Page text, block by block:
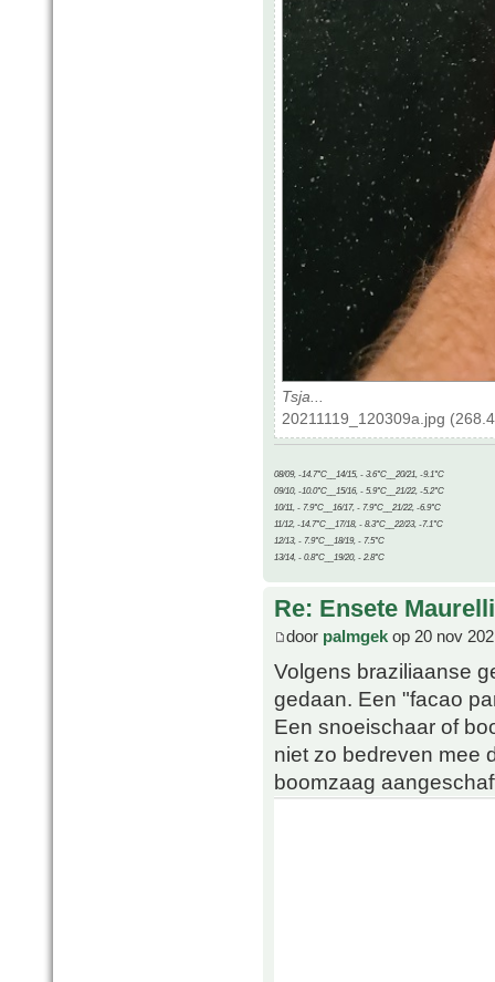
Tsja...
20211119_120309a.jpg
08/09, -14.7°C__14/15, - 3.6°C__20/21, -9.1°C
09/10, -10.0°C__15/16, - 5.9°C__21/22, -5.2°C
10/11, - 7.9°C__16/17, - 7.9°C__21/22, -6.9°C
11/12, -14.7°C__17/18, - 8.3°C__22/23, -7.1°C
12/13, - 7.9°C__18/19, - 7.5°C
13/14, - 0.8°C__19/20, - 2.8°C
Re: Ensete
door palmgek op 20 nov
Volgens braziliaanse
gedaan. Een "facao
Een snoeischaar of
niet zo bedreven mee
boomzaag